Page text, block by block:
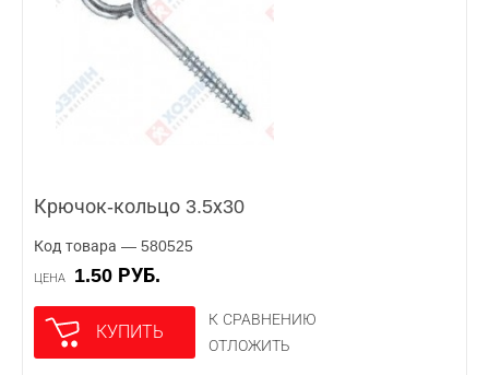
Крючок-кольцо 3.5х30
Код товара — 580525
ЦЕНА 1.50 РУБ.
КУПИТЬ
К СРАВНЕНИЮ
ОТЛОЖИТЬ